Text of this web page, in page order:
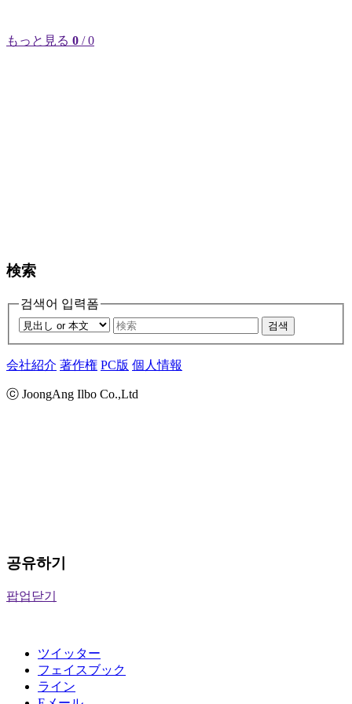
もっと見る 0 / 0
検索
검색어 입력폼
검색
会社紹介 著作権 PC版 個人情報
ⓒ JoongAng Ilbo Co.,Ltd
공유하기
팝업닫기
ツイッター
フェイスブック
ライン